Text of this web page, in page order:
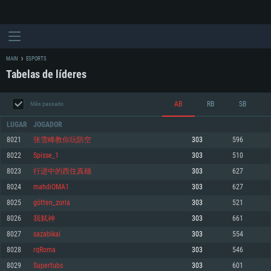
REQUERIMENTOS DE SISTEMA
Mínimo
Sistema Operativo: Windows 10 (64 bit)
Processador: Dual-Core 2.2 GHz
Mínimo
Sistema Operativo: Mac OS Big Sur 11.0 ou versão mais recente
Processador: Core i5 2.2GHz mínimo (Intel Xeon não suportado)
Mínimo
Sistema Operativo: Distribuições mais modernas do Linux de 64bit
Processador: Dual-Core 2.4 GHz
MAIN ESPORTS
Tabelas de líderes
Mês passado AB RB SB
LUGAR JOGADOR
8021 张雪峰教你玩防空 303 596
8022 Spisse_1 303 510
8023 行进中的西住真穗 303 627
8024 mahdiOMA1 303 627
8025 götten_zorla 303 521
8026 我弑神 303 661
8027 sazabikai 303 554
8028 rqRoma 303 546
8029 Supertubs 303 601